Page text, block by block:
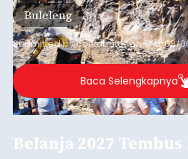
kawasan.
Buleleng
Submitted bycontributoronThu, 08/
Baca Selengkapnya
Belanja 2027 Tembus